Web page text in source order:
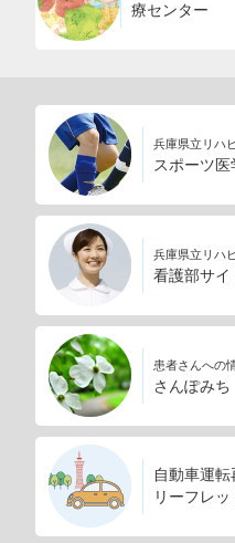
療センター
兵庫県立リハ
スポーツ
兵庫県立リハ
看護部サイ
患者さんへの
さんぽみち
自動車運
リーフレッ